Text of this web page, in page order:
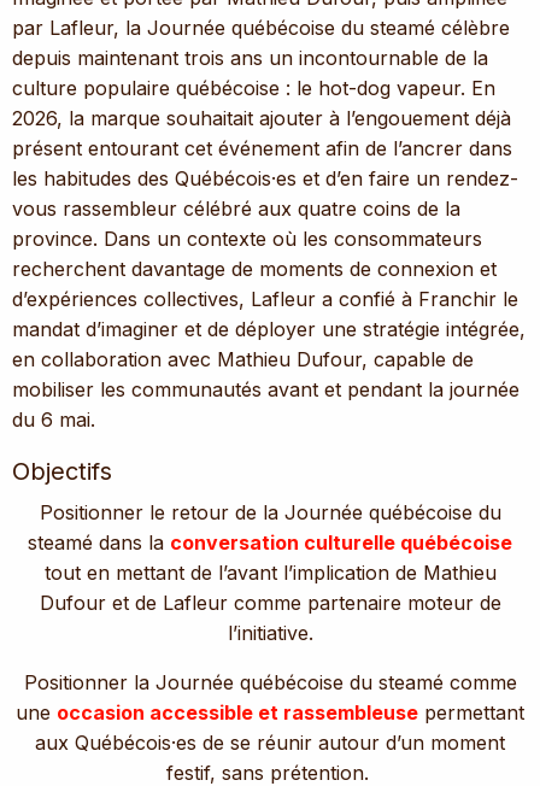
par Lafleur, la Journée québécoise du steamé célèbre
depuis maintenant trois ans un incontournable de la
culture populaire québécoise : le hot-dog vapeur. En
2026, la marque souhaitait ajouter à l’engouement déjà
présent entourant cet événement afin de l’ancrer dans
les habitudes des Québécois·es et d’en faire un rendez-
vous rassembleur célébré aux quatre coins de la
province. Dans un contexte où les consommateurs
recherchent davantage de moments de connexion et
d’expériences collectives, Lafleur a confié à Franchir le
mandat d’imaginer et de déployer une stratégie intégrée,
en collaboration avec Mathieu Dufour, capable de
mobiliser les communautés avant et pendant la journée
du 6 mai.
Objectifs
Positionner le retour de la Journée québécoise du
steamé dans la conversation culturelle québécoise
tout en mettant de l’avant l’implication de Mathieu
Dufour et de Lafleur comme partenaire moteur de
l’initiative.
Positionner la Journée québécoise du steamé comme
une occasion accessible et rassembleuse permettant
aux Québécois·es de se réunir autour d’un moment
festif, sans prétention.